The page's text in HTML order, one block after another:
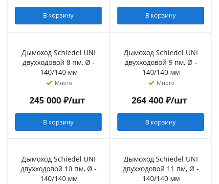
В корзину В корзину
Дымоход Schiedel UNI
двухходовой 8 пм, Ø -
140/140 мм
Много
245 000₽/шт
В корзину
Дымоход Schiedel UNI
двухходовой 9 пм, Ø -
140/140 мм
Много
264 400₽/шт
В корзину
Дымоход Schiedel UNI
двухходовой 10 пм, Ø -
140/140 мм
Дымоход Schiedel UNI
двухходовой 11 пм, Ø -
140/140 мм